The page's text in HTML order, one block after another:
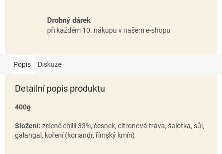
Drobný dárek
při každém 10. nákupu v našem e-shopu
Popis Diskuze
Detailní popis produktu
400g
Složení: zelené chilli 33%, česnek, citronová tráva, šalotka, sůl,
galangal, koření (koriandr, římský kmín)